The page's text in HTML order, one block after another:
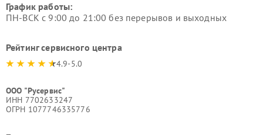
График работы:
ПН-ВСК с 9:00 до 21:00 без перерывов и выходных
Рейтинг сервисного центра
4.9-5.0
ООО "Русервис"
ИНН 7702633247
ОГРН 1077746335776